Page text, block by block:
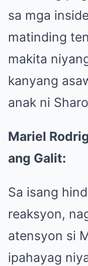
sa mga
matinding
makita
kanyang
anak ni
Mariel
ang Galit:
Sa isang
reaksyon,
atensyon si
ipahayag